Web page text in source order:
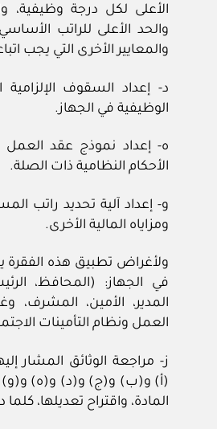
الأعلى لكل درجة وظيفية،
والحد الأعلى للراتب
والمعايير الأخرى التي يجب
د- إعداد السقوف
الوظيفية في الجهاز.
ه- إعداد نموذج عقد العمل
الأحكام النظامية ذات الصلة.
و- إعداد آلية تحديد راتب
ومزاياه المالية الأخرى.
ولأغراض تطبيق هذه الفقرة
في الجهاز: (المحافظ،
المدير، الأمين، المشرف،
العمل ونظام التأمينات
ز- مراجعة الوثائق المشار
المادة، واقتراح تعديلها،